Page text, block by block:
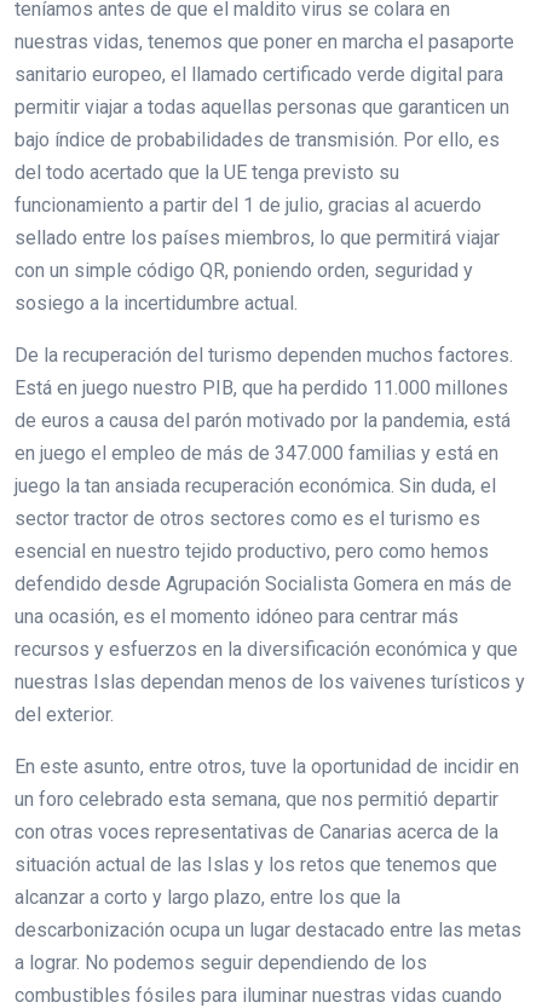
teníamos antes de que el maldito virus se colara en
nuestras vidas, tenemos que poner en marcha el pasaporte
sanitario europeo, el llamado certificado verde digital para
permitir viajar a todas aquellas personas que garanticen un
bajo índice de probabilidades de transmisión. Por ello, es
del todo acertado que la UE tenga previsto su
funcionamiento a partir del 1 de julio, gracias al acuerdo
sellado entre los países miembros, lo que permitirá viajar
con un simple código QR, poniendo orden, seguridad y
sosiego a la incertidumbre actual.
De la recuperación del turismo dependen muchos factores.
Está en juego nuestro PIB, que ha perdido 11.000 millones
de euros a causa del parón motivado por la pandemia, está
en juego el empleo de más de 347.000 familias y está en
juego la tan ansiada recuperación económica. Sin duda, el
sector tractor de otros sectores como es el turismo es
esencial en nuestro tejido productivo, pero como hemos
defendido desde Agrupación Socialista Gomera en más de
una ocasión, es el momento idóneo para centrar más
recursos y esfuerzos en la diversificación económica y que
nuestras Islas dependan menos de los vaivenes turísticos y
del exterior.
En este asunto, entre otros, tuve la oportunidad de incidir en
un foro celebrado esta semana, que nos permitió departir
con otras voces representativas de Canarias acerca de la
situación actual de las Islas y los retos que tenemos que
alcanzar a corto y largo plazo, entre los que la
descarbonización ocupa un lugar destacado entre las metas
a lograr. No podemos seguir dependiendo de los
combustibles fósiles para iluminar nuestras vidas cuando